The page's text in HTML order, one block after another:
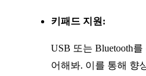
키패드 지원:
USB 또는 Bluetooth
어해봐. 이를 통해 향